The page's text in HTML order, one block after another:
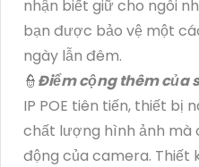
nhận biết giữ cho ngôi
bạn được bảo vệ một
ngày lẫn đêm.
👮Điểm cộng thêm của
IP POE tiên tiến, thiết bị
chất lượng hình ảnh mà
động của camera. Thiết